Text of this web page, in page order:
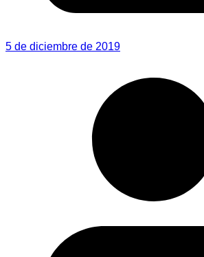
5 de diciembre de 2019